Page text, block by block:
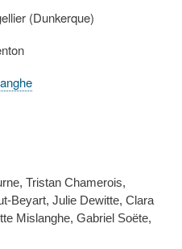
(Dunkerque)
Tristan Chamerois,
Beyart, Julie Dewitte, Clara
Mislanghe, Gabriel Soëte,